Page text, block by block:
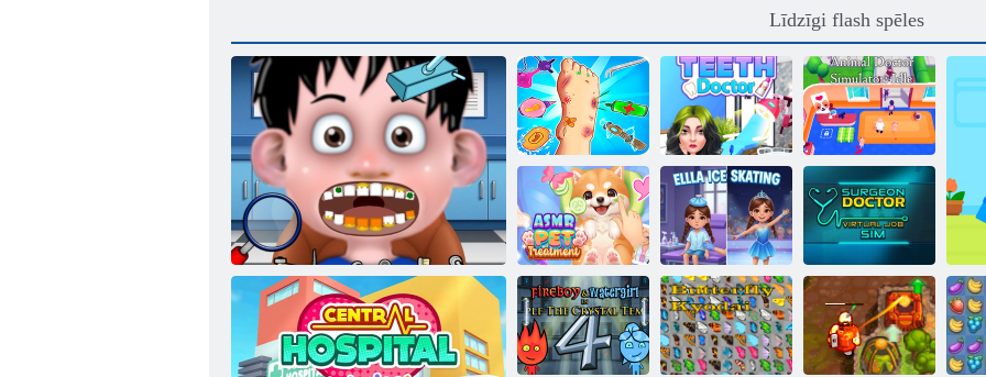
Līdzīgi flash spēles
Pēdu ārsts
Steidzama
aprūpe
Zobu ārsts
Dzīvnieku ārstu
simulators:
dīkstāvē
Asmr PET
ārstēšana
Ella slidošana
Surgeon Doctor
Virtual Job Sim